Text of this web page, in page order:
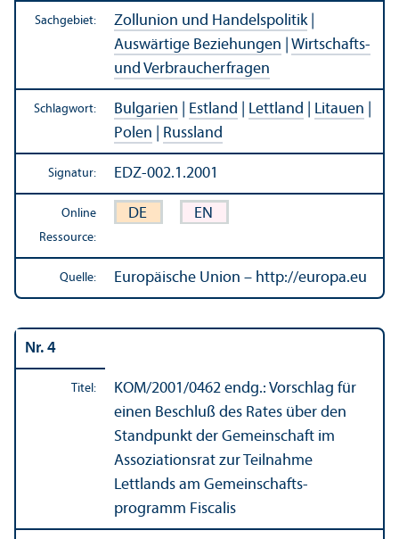
Sachgebiet: Zollunion und Handels­politik|
Auswärtige Beziehungen
Wirtschafts-
und Verbraucherfragen
Schlagwort: Bulgarien Estland Lettland Litauen
Polen
Russland
Signatur: EDZ-002.1.2001
Online
Ressource:
DE EN
Quelle: Europäische Union – http://europa.eu
Nr. 4
Titel: KOM/2001/0462 endg.: Vorschlag für
einen Beschluß des Rates über den
Standpunkt der Gemeinschaft im
Assoziations­rat zur Teilnahme
Lettlands am Gemeinschafts­
programm Fiscalis